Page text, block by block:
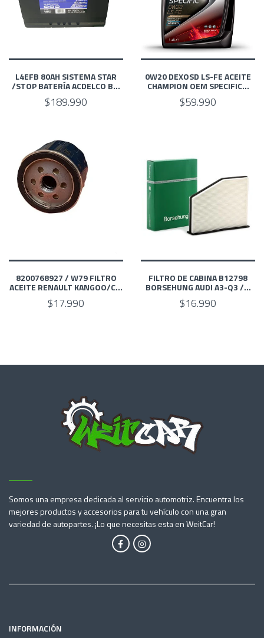
L4EFB 80AH SISTEMA STAR
/STOP BATERÍA ACDELCO B...
$189.990
0W20 DEXOSD LS-FE ACEITE
CHAMPION OEM SPECIFIC...
$59.990
8200768927 / W79 FILTRO
ACEITE RENAULT KANGOO/C...
$17.990
FILTRO DE CABINA B12798
BORSEHUNG AUDI A3-Q3 /...
$16.990
Somos una empresa dedicada al servicio automotriz. Encuentra los
mejores productos y accesorios para tu vehículo con una gran
variedad de autopartes. ¡Lo que necesitas esta en WeitCar!
INFORMACIÓN